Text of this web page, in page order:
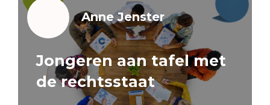
Anne Jenster
Jongeren aan tafel met
de rechtsstaat